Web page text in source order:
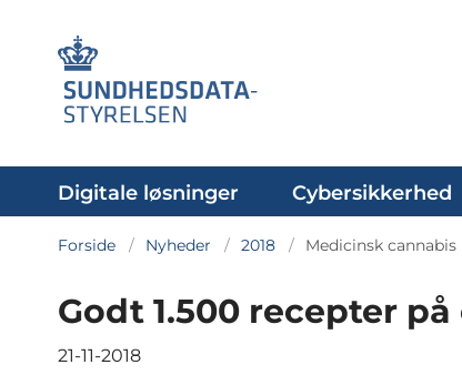
Digitale løsninger Cybersikkerhed
Forside Nyheder 2018 Medicinsk cannabis
Godt 1.500 recepter
21-11-2018